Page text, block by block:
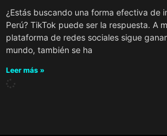
¿Estás buscando una forma efectiva de
Perú? TikTok puede ser la respuesta. A
plataforma de redes sociales sigue
mundo, también se ha
Leer más »